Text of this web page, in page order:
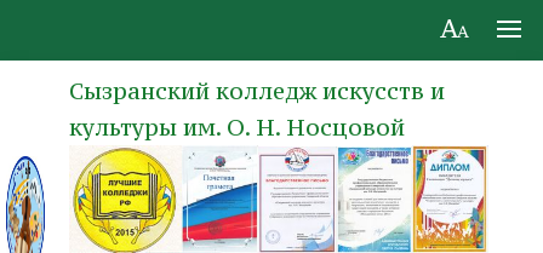
Сызранский колледж искусств и
культуры им. О. Н. Носцовой